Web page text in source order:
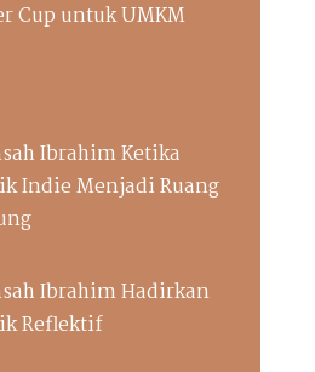
Cup untuk UMKM
Ibrahim Ketika
Indie Menjadi Ruang
Ibrahim Hadirkan
Reflektif